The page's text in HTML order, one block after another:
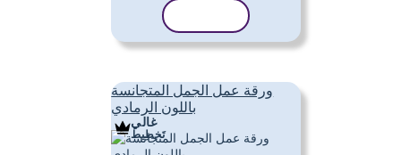
ورقة عمل الجمل المتجانسة
باللون الرمادي
غالي
تَخطِيط